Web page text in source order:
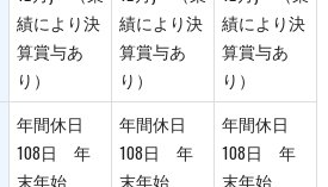
績により決
算賞与あ
り）
績により決
算賞与あ
り）
績により決
算賞与あ
り）
年間休日
108日 年
末年始
年間休日
108日 年
末年始
年間休日
108日 年
末年始